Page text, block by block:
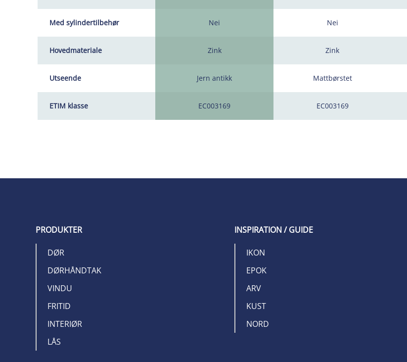
Med sylindertilbehør
Hovedmateriale
Utseende
ETIM klasse
Nei
Zink
Jern antikk
EC003169
Nei
Zink
Mattbørstet
EC003169
PRODUKTER
DØR
DØRHÅNDTAK
VINDU
FRITID
INTERIØR
LÅS
INSPIRATION / GUIDE
IKON
EPOK
ARV
KUST
NORD